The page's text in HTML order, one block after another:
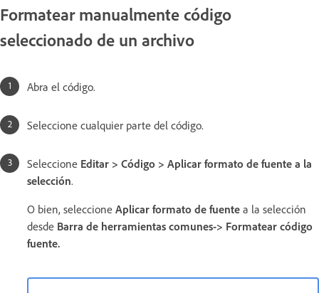
Formatear manualmente código
seleccionado de un archivo
Abra el código.
Seleccione cualquier parte del código.
Seleccione Editar > Código > Aplicar formato de fuente a la
selección.
O bien, seleccione Aplicar formato de fuente a la selección
desde Barra de herramientas comunes-> Formatear código
fuente.